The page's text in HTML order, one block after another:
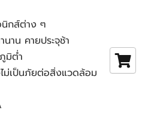
นิกส์ต่าง ๆ
นาน คายประจุช้า
มิต่ำ
ม่เป็นภัยต่อสิ่งแวดล้อม